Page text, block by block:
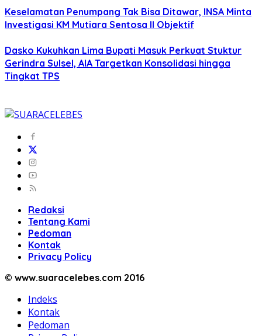
Keselamatan Penumpang Tak Bisa Ditawar, INSA Minta
Investigasi KM Mutiara Sentosa II Objektif
Dasko Kukuhkan Lima Bupati Masuk Perkuat Stuktur
Gerindra Sulsel, AIA Targetkan Konsolidasi hingga
Tingkat TPS
Redaksi
Tentang Kami
Pedoman
Kontak
Privacy Policy
© www.suaracelebes.com 2016
Indeks
Kontak
Pedoman